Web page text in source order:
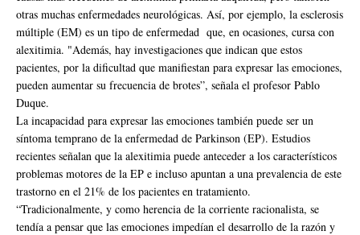
otras muchas enfermedades neurológicas. Así, por ejemplo, la esclerosis
múltiple (EM) es un tipo de enfermedad que, en ocasiones, cursa con
alexitimia. "Además, hay investigaciones que indican que estos
pacientes, por la dificultad que manifiestan para expresar las emociones,
pueden aumentar su frecuencia de brotes”, señala el profesor Pablo
Duque.
La incapacidad para expresar las emociones también puede ser un
síntoma temprano de la enfermedad de Parkinson (EP). Estudios
recientes señalan que la alexitimia puede anteceder a los característicos
problemas motores de la EP e incluso apuntan a una prevalencia de este
trastorno en el 21% de los pacientes en tratamiento.
“Tradicionalmente, y como herencia de la corriente racionalista, se
tendía a pensar que las emociones impedían el desarrollo de la razón y